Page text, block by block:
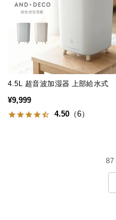
支
払
い
4.5L 超音波加湿器 上部給水式
¥9,999
4.50 （6）
87